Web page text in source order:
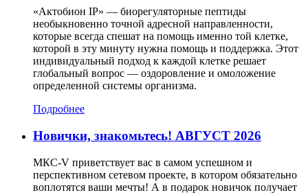
«Актобион IP» — биорегуляторные пептиды
необыкновенно точной адресной направленности,
которые всегда спешат на помощь именно той клетке,
которой в эту минуту нужна помощь и поддержка. Этот
индивидуальный подход к каждой клетке решает
глобальный вопрос — оздоровление и омоложение
определенной системы организма.
Подробнее
Новички, знакомьтесь! АВГУСТ 2026
МКС-V приветствует вас в самом успешном и
перспективном сетевом проекте, в котором обязательно
воплотятся ваши мечты! А в подарок новичок получает